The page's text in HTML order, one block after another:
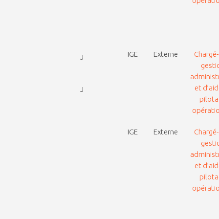
J
J
IGE Externe
et
IGE Externe
et